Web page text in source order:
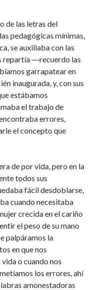
de las letras del
pedagógicas mínimas,
se auxiliaba con las
repartía ―recuerdo las
garrapatear en
inaugurada, y, con sus
estábamos
el trabajo de
errores,
el concepto que
de por vida, pero en la
todos sus
fácil desdoblarse,
cuando necesitaba
crecida en el cariño
el peso de su mano
palpáramos la
en que nos
o cuando nos
los errores, ahí
amonestadoras